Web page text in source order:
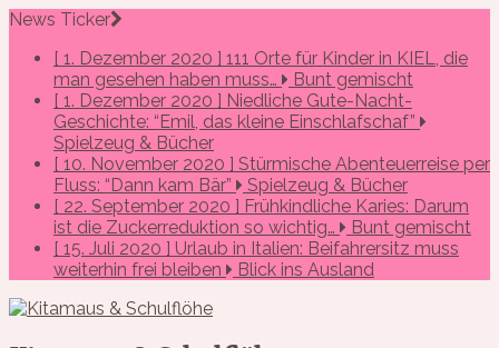
News Ticker
[ 1. Dezember 2020 ] 111 Orte für Kinder in KIEL, die
man gesehen haben muss…
Bunt gemischt
[ 1. Dezember 2020 ] Niedliche Gute-Nacht-
Geschichte: “Emil, das kleine Einschlafschaf”
Spielzeug & Bücher
[ 10. November 2020 ] Stürmische Abenteuerreise per
Fluss: “Dann kam Bär”
Spielzeug & Bücher
[ 22. September 2020 ] Frühkindliche Karies: Darum
ist die Zuckerreduktion so wichtig…
Bunt gemischt
[ 15. Juli 2020 ] Urlaub in Italien: Beifahrersitz muss
weiterhin frei bleiben
Blick ins Ausland